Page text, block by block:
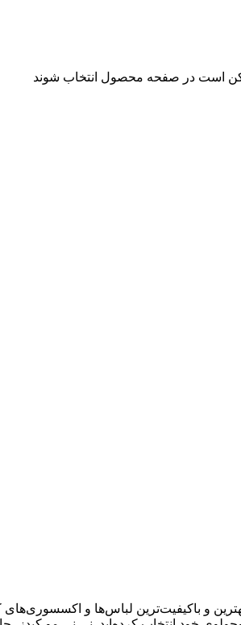
است در صفحه محصول انتخاب شوند
امکان را می‌دهد که بهترین و باکیفیت‌ترین لباس‌ها و